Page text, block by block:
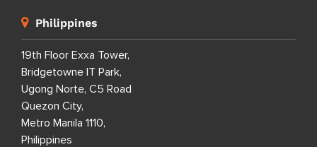
Philippines
19th Floor Exxa Tower,
Bridgetowne IT Park,
Ugong Norte, C5 Road
Quezon City,
Metro Manila 1110,
Philippines